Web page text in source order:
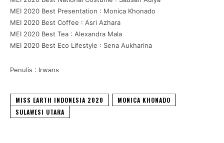
MEI 2020 Best Presentation : Monica Khonado
MEI 2020 Best Coffee : Asri Azhara
MEI 2020 Best Tea : Alexandra Mala
MEI 2020 Best Eco Lifestyle : Sena Aukharina
Penulis : Irwans
MISS EARTH INDONESIA 2020
MONICA KHONADO
SULAWESI UTARA